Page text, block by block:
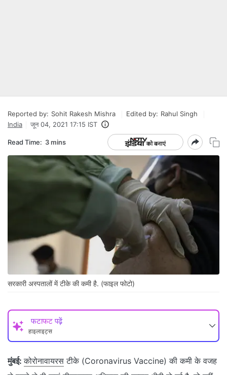
Reported by: Sohit Rakesh Mishra Edited by: Rahul Singh
India
जून 04, 2021 17:15 IST
Read Time: 3 mins
सरकारी अस्पतालों में टीके की कमी है. (फाइल फोटो)
फटाफट पढ़ें
हाइलाइट्स
मुंबई: कोरोनावायरस टीके (Coronavirus Vaccine) की कमी के वजह